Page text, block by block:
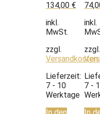
134,00 €
inkl.
MwSt.
zzgl.
Versandkosten
Lieferzeit:
7 - 10
Werktage
inkl.
zzgl.
7 -